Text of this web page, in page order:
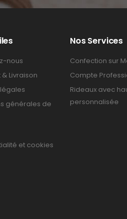
nous
Livraison
générales de
et cookies
Nos Services
Confection sur
Compte
Rideaux avec
personnalisée